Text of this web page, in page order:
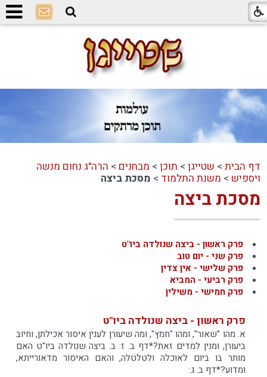
דף הבית > שטייגן > תוכן > מבחנים > הרה"ג נחום מנשה
ויספיש > משנת התלמוד > מסכת ביצה
מסכת ביצה
פרק ראשון - ביצה שנולדה ביו"ט
פרק שני - יום טוב
פרק שלישי - אין צדין
פרק רביעי - המביא
פרק חמישי - משילין
פרק ראשון - ביצה שנולדה ביו"ט
א. מהו "שאור", ומהו "חמץ", ומה שיעורן לענין איסור אכילתן, וחיוב
ביעורן, ומנין למדים זאת?*דף ב. ז: ב. ביצה שנולדה ביו"ט האם
מותר בו ביום לאוכלה ולטלטלה, והאם האיסור מדאורייתא,
ומדוע?*דף ב. ג: